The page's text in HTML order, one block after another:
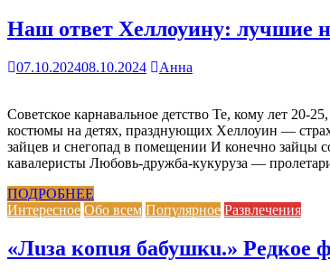
Наш ответ Хеллоуину: лучшие
07.10.202408.10.2024 Анна
Советское карнавальное детство Те, кому лет 20-
костюмы на детях, празднующих Хеллоуин —
зайцев и снегопад в помещении И конечно зайцы
кавалеристы Любовь-дружба-кукуруза —
ПОДРОБНЕЕ
Интересное Обо всем Популярное Развлечения
«Лuза копuя бабушкu.»